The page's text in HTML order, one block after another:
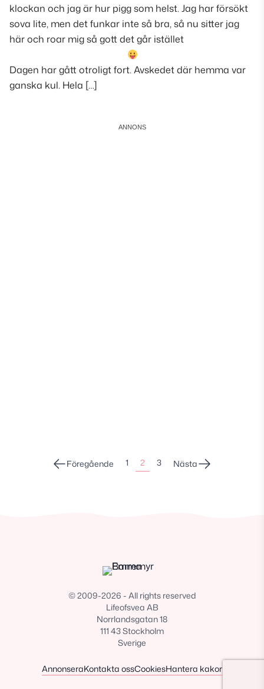
klockan och jag är hur pigg som helst. Jag har försökt
sova lite, men det funkar inte så bra, så nu sitter jag
här och roar mig så gott det går istället
Dagen har gått otroligt fort. Avskedet där hemma var
ganska kul. Hela […]
SidonumreringFöregående 1 2 3 Nästa
© 2009-2026 - All rights reserved
Lifeofsvea AB
Norrlandsgatan 18
111 43 Stockholm
Sverige
AnnonseraKontakta ossCookiesHantera kakor